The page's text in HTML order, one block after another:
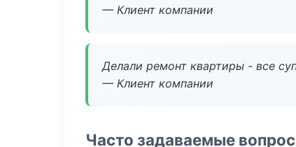
— Клиент компании
Делали ремонт квартиры - все
— Клиент компании
Часто задаваемые